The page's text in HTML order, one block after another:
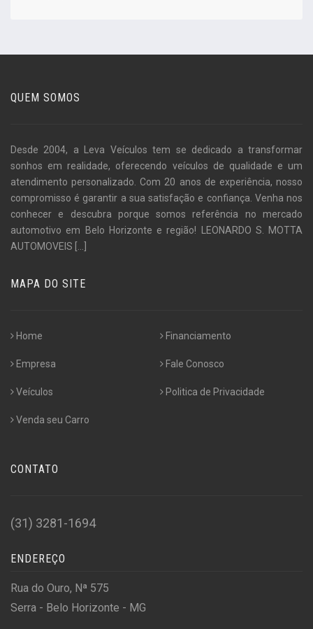
QUEM SOMOS
Desde 2004, a Leva Veículos tem se dedicado a transformar
sonhos em realidade, oferecendo veículos de qualidade e um
atendimento personalizado. Com 20 anos de experiência, nosso
compromisso é garantir a sua satisfação e confiança. Venha nos
conhecer e descubra porque somos referência no mercado
automotivo em Belo Horizonte e região! LEONARDO S. MOTTA
AUTOMOVEIS
MAPA DO SITE
Home
Empresa
Veículos
Venda seu Carro
Financiamento
Fale Conosco
Politica de Privacidade
CONTATO
(31) 3281-1694
ENDEREÇO
Rua do Ouro, Nª 575
Serra - Belo Horizonte - MG